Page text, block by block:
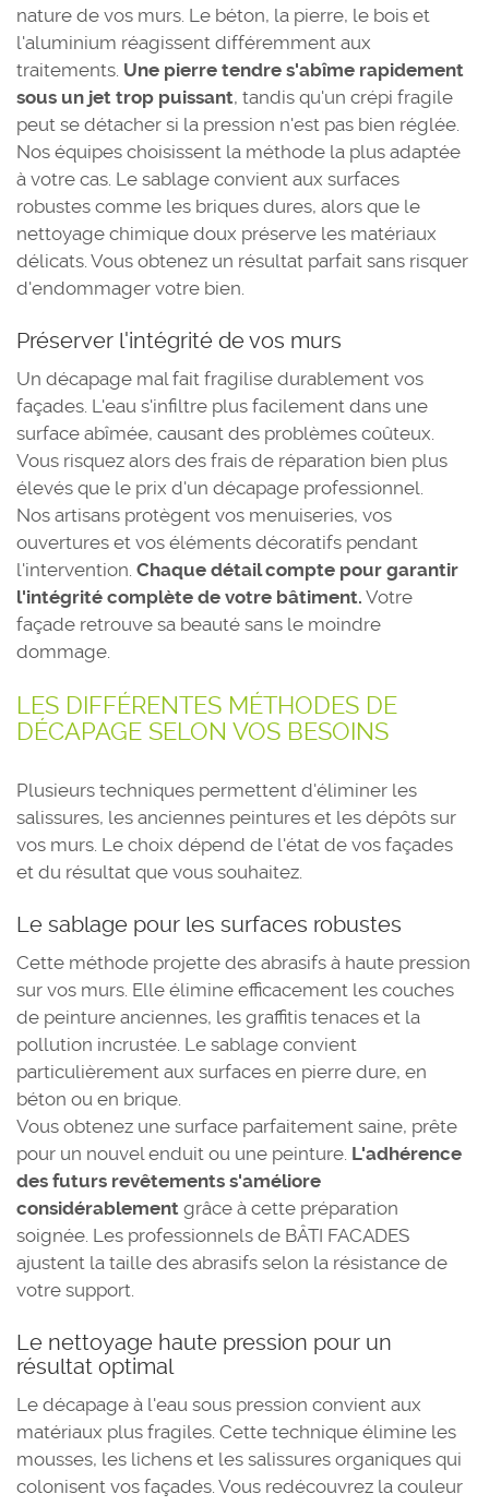
nature de vos murs. Le béton, la pierre, le bois et
l'aluminium réagissent différemment aux
traitements. Une pierre tendre s'abîme rapidement
sous un jet trop puissant, tandis qu'un crépi fragile
peut se détacher si la pression n'est pas bien réglée.
Nos équipes choisissent la méthode la plus adaptée
à votre cas. Le sablage convient aux surfaces
robustes comme les briques dures, alors que le
nettoyage chimique doux préserve les matériaux
délicats. Vous obtenez un résultat parfait sans risquer
d'endommager votre bien.
Préserver l'intégrité de vos murs
Un décapage mal fait fragilise durablement vos
façades. L'eau s'infiltre plus facilement dans une
surface abîmée, causant des problèmes coûteux.
Vous risquez alors des frais de réparation bien plus
élevés que le prix d'un décapage professionnel.
Nos artisans protègent vos menuiseries, vos
ouvertures et vos éléments décoratifs pendant
l'intervention. Chaque détail compte pour garantir
l'intégrité complète de votre bâtiment. Votre
façade retrouve sa beauté sans le moindre
dommage.
LES DIFFÉRENTES MÉTHODES DE
DÉCAPAGE SELON VOS BESOINS
Plusieurs techniques permettent d'éliminer les
salissures, les anciennes peintures et les dépôts sur
vos murs. Le choix dépend de l'état de vos façades
et du résultat que vous souhaitez.
Le sablage pour les surfaces robustes
Cette méthode projette des abrasifs à haute pression
sur vos murs. Elle élimine efficacement les couches
de peinture anciennes, les graffitis tenaces et la
pollution incrustée. Le sablage convient
particulièrement aux surfaces en pierre dure, en
béton ou en brique.
Vous obtenez une surface parfaitement saine, prête
pour un nouvel enduit ou une peinture. L'adhérence
des futurs revêtements s'améliore
considérablement grâce à cette préparation
soignée. Les professionnels de BÂTI FACADES
ajustent la taille des abrasifs selon la résistance de
votre support.
Le nettoyage haute pression pour un
résultat optimal
Le décapage à l'eau sous pression convient aux
matériaux plus fragiles. Cette technique élimine les
mousses, les lichens et les salissures organiques qui
colonisent vos façades. Vous redécouvrez la couleur